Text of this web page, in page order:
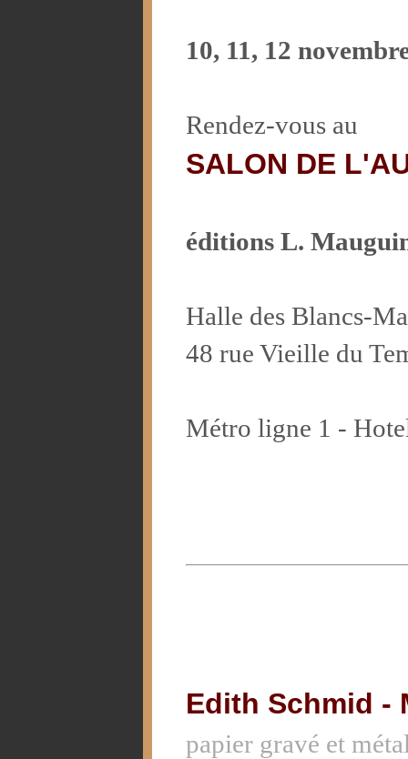
10, 11, 12
Rendez-vous au
SALON DE
éditions L.
Halle des Blancs-
48 rue Vieille du
Métro ligne 1 -
Edith Schmid -
papier gravé et